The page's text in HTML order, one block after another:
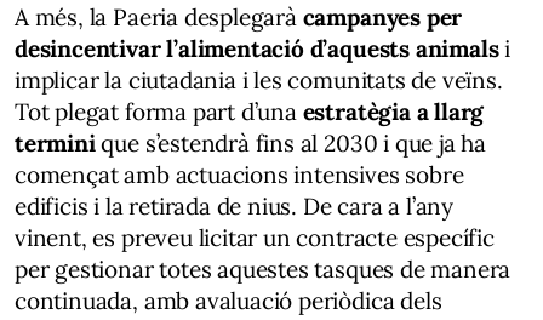
A més, la Paeria desplegarà campanyes per
desincentivar l’alimentació d’aquests animalsi
implicar la ciutadania i les comunitats de veïns.
Tot plegat forma part d’una estratègia a llarg
terminique s’estendrà fins al 2030 i que ja ha
començat amb actuacions intensives sobre
edificis i la retirada de nius. De cara a l’any
vinent, es preveu licitar un contracte específic
per gestionar totes aquestes tasques de manera
continuada, amb avaluació periòdica dels